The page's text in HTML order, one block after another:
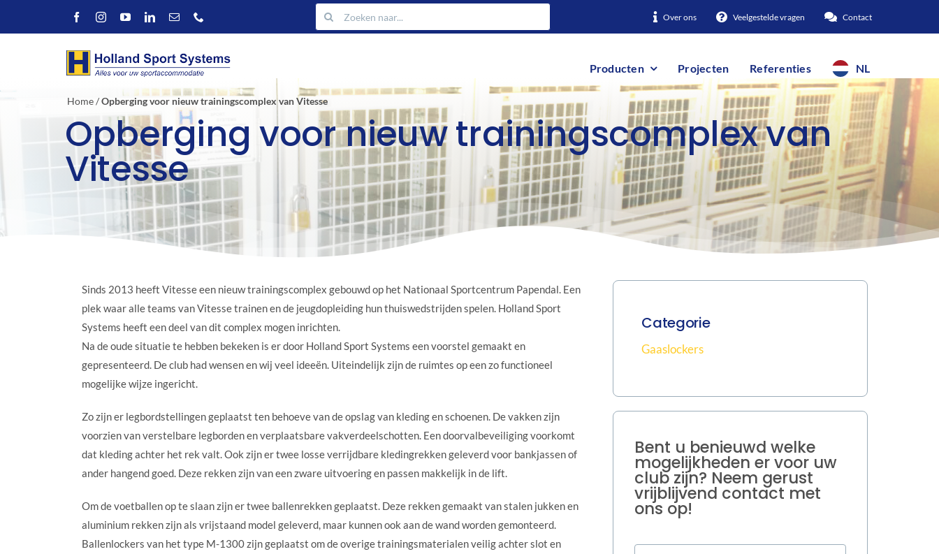
Zoeken
naar:
Over ons Veelgestelde vragen Contact
Producten Projecten Referenties NL
Home/Opberging voor nieuw trainingscomplex van Vitesse
Opberging voor nieuw trainingscomplex van
Vitesse
Sinds 2013 heeft Vitesse een nieuw trainingscomplex gebouwd op het Nationaal Sportcentrum Papendal. Een
plek waar alle teams van Vitesse trainen en de jeugdopleiding hun thuiswedstrijden spelen. Holland Sport
Systems heeft een deel van dit complex mogen inrichten.
Na de oude situatie te hebben bekeken is er door Holland Sport Systems een voorstel gemaakt en
gepresenteerd. De club had wensen en wij veel ideeën. Uiteindelijk zijn de ruimtes op een zo functioneel
mogelijke wijze ingericht.
Zo zijn er legbordstellingen geplaatst ten behoeve van de opslag van kleding en schoenen. De vakken zijn
voorzien van verstelbare legborden en verplaatsbare vakverdeelschotten. Een doorvalbeveiliging voorkomt
dat kleding achter het rek valt. Ook zijn er twee losse verrijdbare kledingrekken geleverd voor bankjassen of
ander hangend goed. Deze rekken zijn van een zware uitvoering en passen makkelijk in de lift.
Om de voetballen op te slaan zijn er twee ballenrekken geplaatst. Deze rekken gemaakt van stalen jukken en
aluminium rekken zijn als vrijstaand model geleverd, maar kunnen ook aan de wand worden gemonteerd.
Ballenlockers van het type M-1300 zijn geplaatst om de overige trainingsmaterialen veilig achter slot en
Categorie
Gaaslockers
Bent u benieuwd welke
mogelijkheden er voor uw
club zijn? Neem gerust
vrijblijvend contact met
ons op!